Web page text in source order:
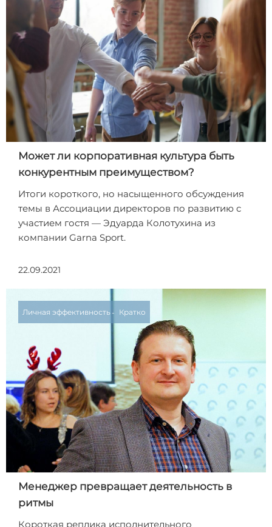
Может ли корпоративная культура быть
конкурентным преимуществом?
Итоги короткого, но насыщенного обсуждения
темы в Ассоциации директоров по развитию с
участием гостя — Эдуарда Колотухина из
компании Garna Sport.
22.09.2021
Личная эффективность Кратко
Менеджер превращает деятельность в
ритмы
Короткая реплика исполнительного